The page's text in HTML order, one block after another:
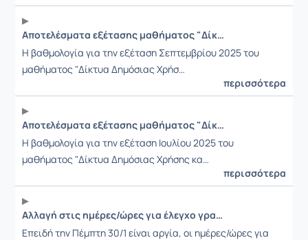
Αποτελέσματα εξέτασης μαθήματος "Δίκτυα Δημόσιας Χρήσης και Διασύνδεση Δικτύων" (Εξεταστική Σεπτεμβρίου 2025)
Η βαθμολογία για την εξέταση Σεπτεμβρίου 2025 του
μαθήματος "Δίκτυα Δημόσιας Χρήσ…
περισσότερα
Αποτελέσματα εξέτασης μαθήματος "Δίκτυα Δημόσιας Χρήσης και Διασύνδεση Δικτύων" (Εξεταστική Ιουλίου 2025)
Η βαθμολογία για την εξέταση Ιουλίου 2025 του
μαθήματος "Δίκτυα Δημόσιας Χρήσης κα…
περισσότερα
Αλλαγή στις ημέρες/ώρες για έλεγχο γραπτών
Επειδή την Πέμπτη 30/1 είναι αργία, οι ημέρες/ώρες για